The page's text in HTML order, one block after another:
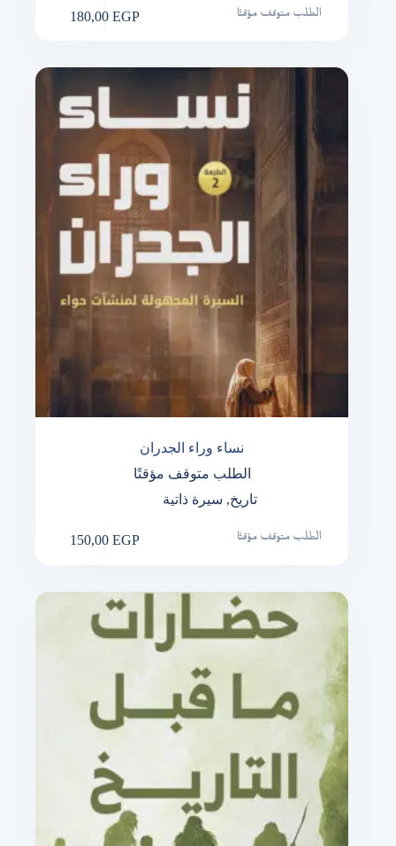
180,00EGP الطلب متوقف مؤقتًا
نساء وراء الجدران
الطلب متوقف مؤقتًا
تاريخ, سيرة ذاتية
150,00EGP الطلب متوقف مؤقتًا